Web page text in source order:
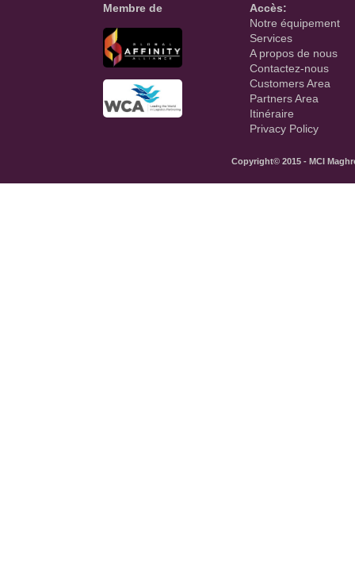
Membre de
Accès:
Notre équipement
Services
A propos de nous
Contactez-nous
Customers Area
Partners Area
Itinéraire
Privacy Policy
Copyright© 2015 - MCI